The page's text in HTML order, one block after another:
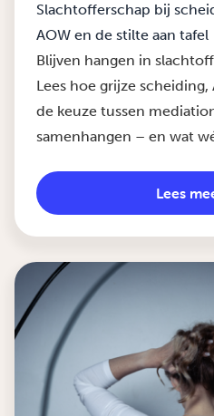
Slachtofferschap bij
AOW en de stilte aan tafel
Blijven hangen in
Lees hoe grijze
de keuze tussen
samenhangen – en wat
Lees